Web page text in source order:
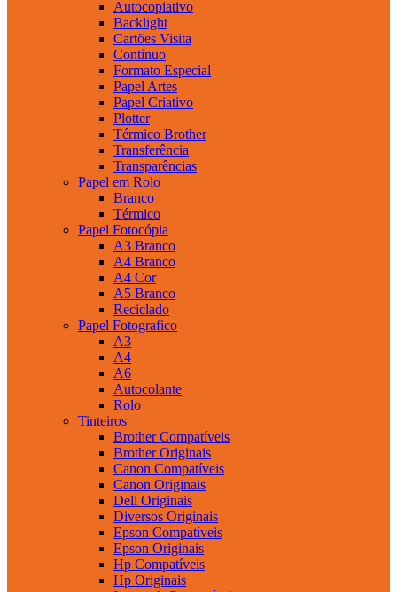
Autocopiativo
Backlight
Cartões Visita
Contínuo
Formato Especial
Papel Artes
Papel Criativo
Plotter
Térmico Brother
Transferência
Transparências
Papel em Rolo
Branco
Térmico
Papel Fotocópia
A3 Branco
A4 Branco
A4 Cor
A5 Branco
Reciclado
Papel Fotografico
A3
A4
A6
Autocolante
Rolo
Tinteiros
Brother Compatíveis
Brother Originais
Canon Compatíveis
Canon Originais
Dell Originais
Diversos Originais
Epson Compatíveis
Epson Originais
Hp Compatíveis
Hp Originais